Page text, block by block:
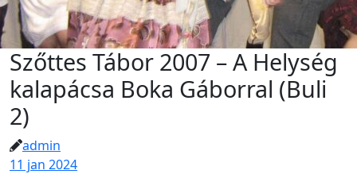
Szőttes Tábor 2007 – A Helység
kalapácsa Boka Gáborral (Buli
2)
admin
11 jan 2024